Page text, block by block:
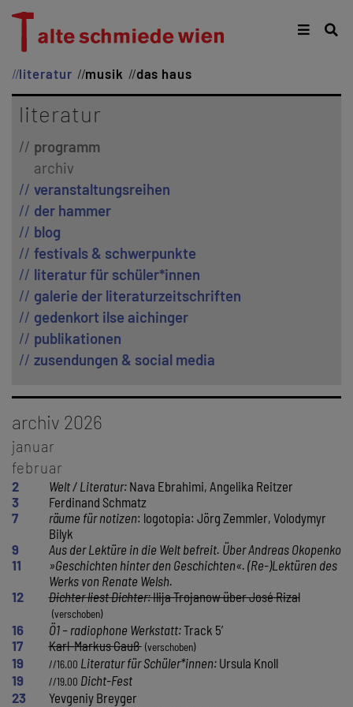
literatur musik das haus
literatur
programm
archiv
veranstaltungsreihen
der hammer
blog
festivals & schwerpunkte
literatur für schüler*innen
galerie der literaturzeitschriften
gedenkort ilse aichinger
publikationen
zusendungen & social media
archiv 2026
januar
8
Dimitré Dinev
12
Christian Steinbacher
13
Stichwort ›Freiheit‹
: Aphra Behn & Richard Wright
14
Leser*innen treffen …: Peter Waterhouse
I. Rakusa,
, M. Kreidl, P.-H. Campbell
19
Werkstatt zur Lyrik der Gegenwart – mit C. Hülmbauer, M.
Heuß
Literatur als Zeit-Schrift : SALZ – mit H. Millesi, P.
Nagenkögel
//16.00Literatur für Schüler*innen
21
//19.00Ein Abend für Reinhard Urbach
Gesellschaft für Literatur
22
Wiener Kolloquium Neue Poesie: Andrea Winkler
26
räume für notizen
Abendschein, Elza Javakhishvili
februar
2 Welt / Literatur:Nava Ebrahimi, Angelika Reitzer
3
Ferdinand Schmatz
7
räume für notizen: logotopia: Jörg Zemmler, Volodymyr
Bilyk
9
Aus der Lektüre in die Welt befreit. Über Andreas Okopenko
11
»Geschichten hinter den Geschichten«. (Re-)Lektüren des
Werks von Renate Welsh.
12
Dichter liest Dichter:Ilija Trojanow über José Rizal
16 Ö1 – radiophone Werkstatt:Track 5’
17
Karl-Markus Gauß
19
//16.00 Literatur für Schüler*innen: Ursula Knoll
19
//19.00 Dicht-Fest
23
Yevgeniy Breyger